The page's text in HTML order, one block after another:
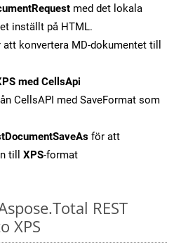
med det lokala
inställt på HTML.
konvertera MD-dokumentet till
med CellsApi
CellsAPI med SaveFormat som
för att
till XPS-format
REST
XPS